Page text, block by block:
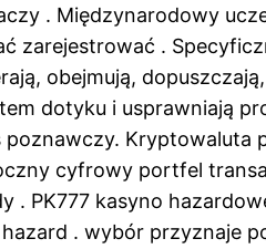
. Międzynarodowy
zarejestrować .
obejmują,
dotyku i usprawniają
cyfrowy portfel
. PK777 kasyno
. wybór przyznaje